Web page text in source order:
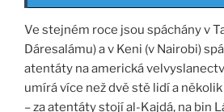
Ve stejném roce jsou spáchány v
Dáresalámu) a v Keni (v Nairobi)
atentáty na americká
umírá více než dvě stě lidí a
– za atentáty stojí al-Kajdá, na bin